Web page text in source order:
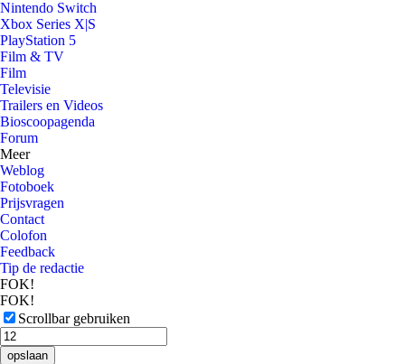
Nintendo Switch
Xbox Series X|S
PlayStation 5
Film & TV
Film
Televisie
Trailers en Videos
Bioscoopagenda
Forum
Meer
Weblog
Fotoboek
Prijsvragen
Contact
Colofon
Feedback
Tip de redactie
FOK!
FOK!
Scrollbar gebruiken
opslaan